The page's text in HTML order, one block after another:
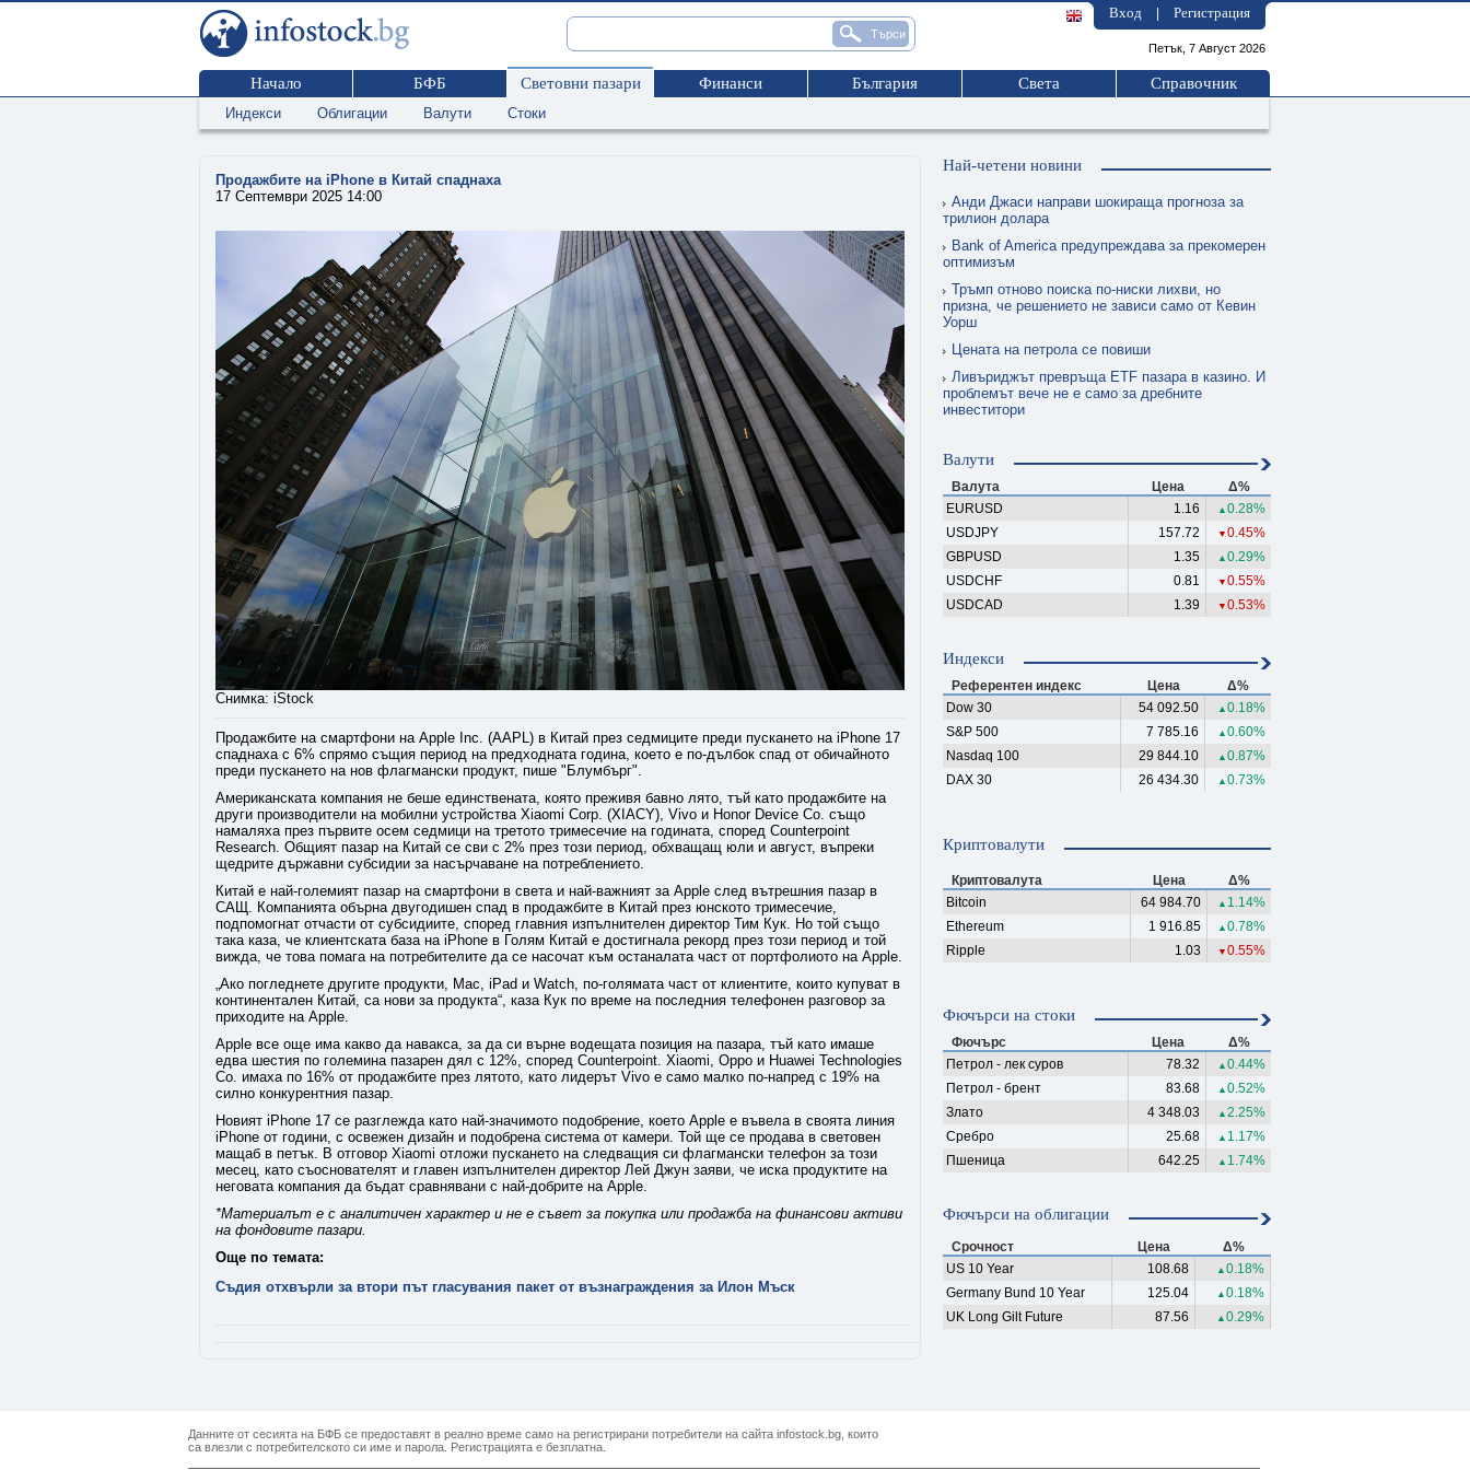
Вход Регистрация
Петък, 7 Август 2026
Начало БФБ Световни пазари Финанси България Света Справочник
Индекси Облигации Валути Стоки
Продажбите на iPhone в Китай спаднаха
17 Септември 2025 14:00
Снимка: iStock
Продажбите на смартфони на Apple Inc. (AAPL) в Китай през седмиците преди пускането на iPhone 17
спаднаха с 6% спрямо същия период на предходната година, което е по-дълбок спад от обичайното
преди пускането на нов флагмански продукт, пише "Блумбърг".
Американската компания не беше единствената, която преживя бавно лято, тъй като продажбите на
други производители на мобилни устройства Xiaomi Corp. (XIACY), Vivo и Honor Device Co. също
намаляха през първите осем седмици на третото тримесечие на годината, според Counterpoint
Research. Общият пазар на Китай се сви с 2% през този период, обхващащ юли и август, въпреки
щедрите държавни субсидии за насърчаване на потреблението.
Китай е най-големият пазар на смартфони в света и най-важният за Apple след вътрешния пазар в
САЩ. Компанията обърна двугодишен спад в продажбите в Китай през юнското тримесечие,
подпомогнат отчасти от субсидиите, според главния изпълнителен директор Тим Кук. Но той също
така каза, че клиентската база на iPhone в Голям Китай е достигнала рекорд през този период и той
вижда, че това помага на потребителите да се насочат към останалата част от портфолиото на Apple.
„Ако погледнете другите продукти, Mac, iPad и Watch, по-голямата част от клиентите, които купуват в
континентален Китай, са нови за продукта“, каза Кук по време на последния телефонен разговор за
приходите на Apple.
Apple все още има какво да навакса, за да си върне водещата позиция на пазара, тъй като имаше
едва шестия по големина пазарен дял с 12%, според Counterpoint. Xiaomi, Oppo и Huawei Technologies
Co. имаха по 16% от продажбите през лятото, като лидерът Vivo е само малко по-напред с 19% на
силно конкурентния пазар.
Новият iPhone 17 се разглежда като най-значимото подобрение, което Apple е въвела в своята линия
iPhone от години, с освежен дизайн и подобрена система от камери. Той ще се продава в световен
мащаб в петък. В отговор Xiaomi отложи пускането на следващия си флагмански телефон за този
месец, като съоснователят и главен изпълнителен директор Лей Джун заяви, че иска продуктите на
неговата компания да бъдат сравнявани с най-добрите на Apple.
*Материалът е с аналитичен характер и не е съвет за покупка или продажба на финансови активи
на фондовите пазари.
Още по темата:
Съдия отхвърли за втори път гласувания пакет от възнаграждения за Илон Мъск
Най-четени новини
Анди Джаси направи шокираща прогноза за
трилион долара
Bank of America предупреждава за прекомерен
оптимизъм
Тръмп отново поиска по-ниски лихви, но
призна, че решението не зависи само от Кевин
Уорш
Цената на петрола се повиши
Ливъриджът превръща ETF пазара в казино. И
проблемът вече не е само за дребните
инвеститори
Валути
Валута Цена
Δ%
EURUSD
1.16 ▲ 0.28%
USDJPY
157.72 ▼ 0.45%
GBPUSD
1.35 ▲ 0.29%
USDCHF
0.81 ▼ 0.55%
USDCAD
1.39 ▼ 0.53%
Индекси
Референтен индекс Цена
Δ%
Dow 30
54 092.50 ▲ 0.18%
S&P 500
7 785.16 ▲ 0.60%
Nasdaq 100
29 844.10 ▲ 0.87%
DAX 30
26 434.30 ▲ 0.73%
Криптовалути
Криптовалута Цена
Δ%
Bitcoin
64 984.70 ▲ 1.14%
Ethereum
1 916.85 ▲ 0.78%
Ripple
1.03 ▼ 0.55%
Фючърси на стоки
Фючърс Цена
Δ%
Петрол - лек суров
78.32 ▲ 0.44%
Петрол - брент
83.68 ▲ 0.52%
Злато
4 348.03 ▲ 2.25%
Сребро
25.68 ▲ 1.17%
Пшеница
642.25 ▲ 1.74%
Фючърси на облигации
Срочност Цена
Δ%
US 10 Year
108.68 ▲ 0.18%
Germany Bund 10 Year
125.04 ▲ 0.18%
UK Long Gilt Future
87.56 ▲ 0.29%
Данните от сесията на БФБ се предоставят в реално време само на регистрирани потребители на сайта infostock.bg, които
са влезли с потребителското си име и парола. Регистрацията е безплатна.